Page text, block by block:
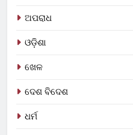
ଅପରାଧ
ଓଡ଼ିଶା
ଖେଳ
ଦେଶ ବିଦେଶ
ଧର୍ମ